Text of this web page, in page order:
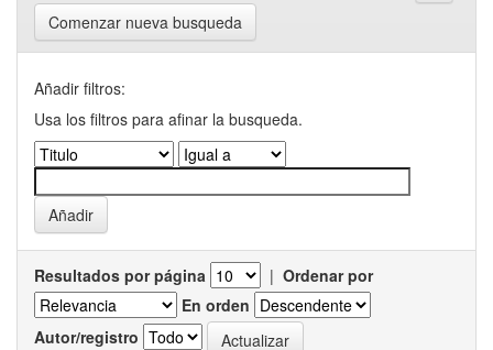
Comenzar nueva busqueda
Añadir filtros:
Usa los filtros para afinar la busqueda.
Resultados por página | Ordenar por
En orden
Autor/registro